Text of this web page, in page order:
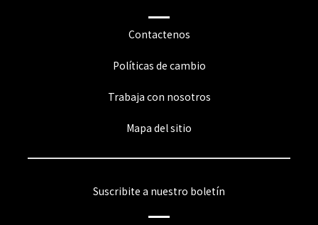
Contactenos
Políticas de cambio
Trabaja con nosotros
Mapa del sitio
Suscribite a nuestro boletín